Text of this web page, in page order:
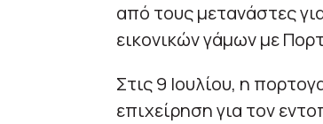
από τους μετανάστες
εικονικών γάμων με
Στις 9 Ιουλίου, η
επιχείρηση για τον